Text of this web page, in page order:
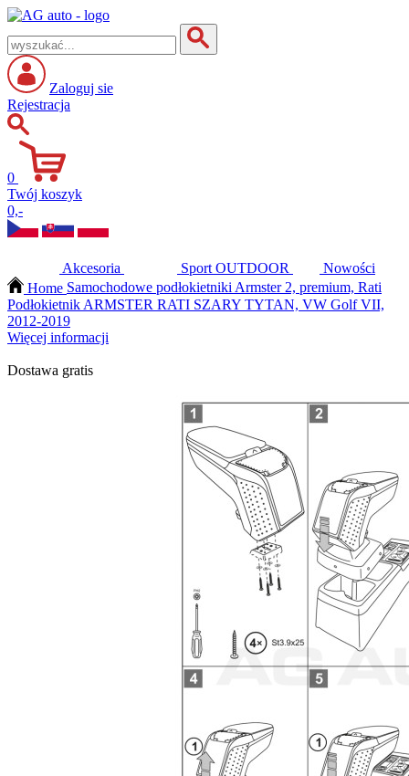
Zaloguj sie
Rejestracja
0
Twój koszyk
0,-
Akcesoria Sport OUTDOOR
Nowości
Home Samochodowe podłokietniki Armster 2, premium, Rati
Podłokietnik ARMSTER RATI SZARY TYTAN, VW Golf VII,
2012-2019
Więcej informacji
Dostawa gratis